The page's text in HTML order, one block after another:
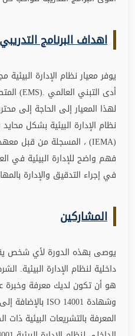
اهداف البرنامج التدريبي
يوفر معيار نظام الإدارة البيئية
(EMS). أدى التبني العالمي
لهذا المعيار إلى الحاجة إلى
نظام الإدارة البيئية بشكل
، المسجلة من قبل معهد (IEMA)
فهم واضح للإدارة البيئية في
في إجراء التدقيق والإدارة
المشاركين
يوصى بهذه الدورة لأي شخص
داخلية لنظام الإدارة البيئية.
هو أن تكون لديك معرفة وخبرة
وشهادة ISO 14001 بالإضافة
المعرفة بالتشريعات البيئية